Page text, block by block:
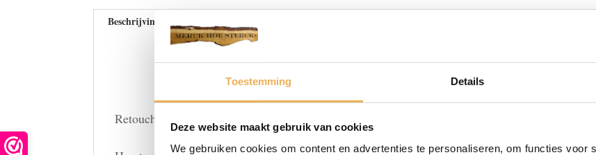
Toestemming Details
Deze website maakt gebruik van cookies
We gebruiken cookies om content en advertenties te personaliseren, om functies voor
Beschrijving
BESCHRIJVING
Retoucheerstift donker noten kunt u gebruiken voor het nakleuren van houten oppervlakken.